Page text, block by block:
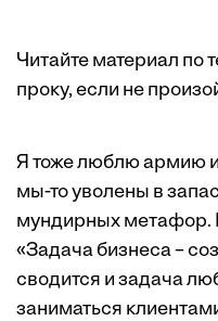
Читайте материал по
проку, если не
Я тоже люблю армию
мы-то уволены в
мундирных метафор.
«Задача бизнеса –
сводится и задача
заниматься